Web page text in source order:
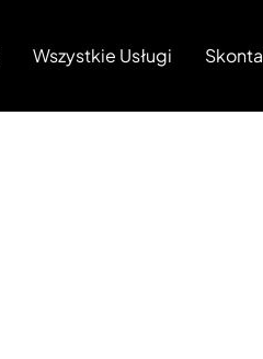
Wszystkie Usługi